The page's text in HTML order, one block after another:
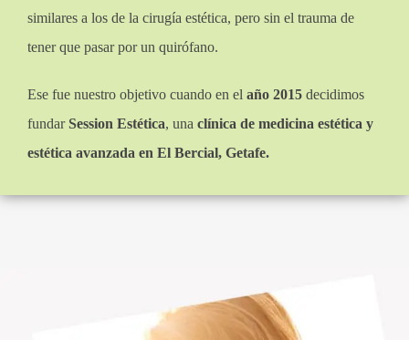
similares a los de la cirugía estética, pero sin el trauma de
tener que pasar por un quirófano.
Ese fue nuestro objetivo cuando en el año 2015 decidimos
fundarSession Estética, una clínica de medicina estética y
estética avanzada en El Bercial, Getafe.